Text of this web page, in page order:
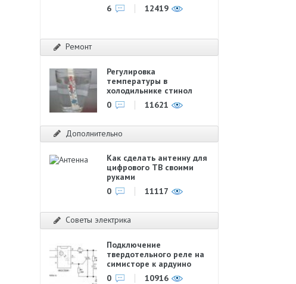
6
12419
Ремонт
Регулировка
температуры в
холодильнике стинол
0
11621
Дополнительно
Как сделать антенну для
цифрового ТВ своими
руками
0
11117
Советы электрика
Подключение
твердотельного реле на
симисторе к ардуино
0
10916